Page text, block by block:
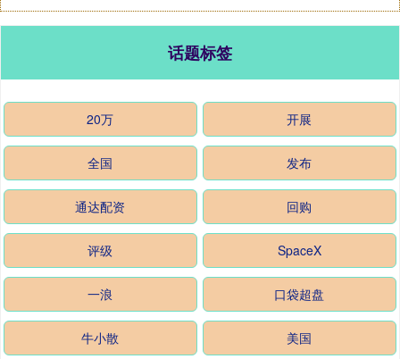
话题标签
20万 开展
全国 发布
通达配资 回购
评级 SpaceX
一浪 口袋超盘
牛小散 美国